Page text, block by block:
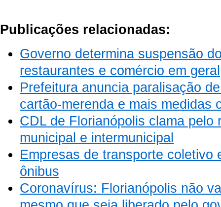
Publicações relacionadas:
Governo determina suspensão
restaurantes e comércio em geral
Prefeitura anuncia paralisação
cartão-merenda e mais medidas
CDL de Florianópolis clama
municipal e intermunicipal
Empresas de transporte coletivo
ônibus
Coronavírus: Florianópolis não